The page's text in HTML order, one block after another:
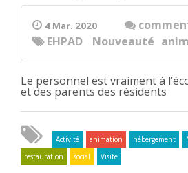
4 Mar. 2020
EHPAD Nouveauté
Le personnel est vraiment à
et des parents des résidents
Activité animation hébergement
restauration
social Visite